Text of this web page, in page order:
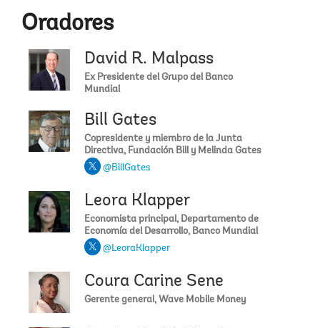
Oradores
David R. Malpass
Ex Presidente del Grupo del Banco
Mundial
Bill Gates
Copresidente y miembro de la Junta
Directiva, Fundación Bill y Melinda Gates
@BillGates
Leora Klapper
Economista principal, Departamento de
Economía del Desarrollo, Banco Mundial
@LeoraKlapper
Coura Carine Sene
Gerente general, Wave Mobile Money